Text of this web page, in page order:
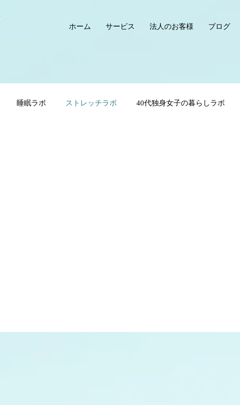
ホーム サービス 法人のお客様 ブログ
睡眠ラボ ストレッチラボ 40代独身女子の暮らしラボ